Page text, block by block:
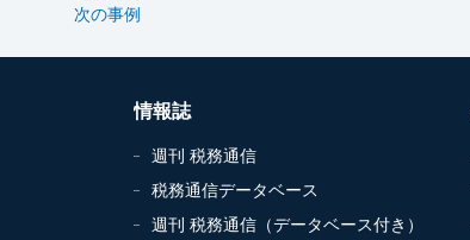
次の事例
情報誌
週刊 税務通信
税務通信データベース
週刊 税務通信（データベース付き）